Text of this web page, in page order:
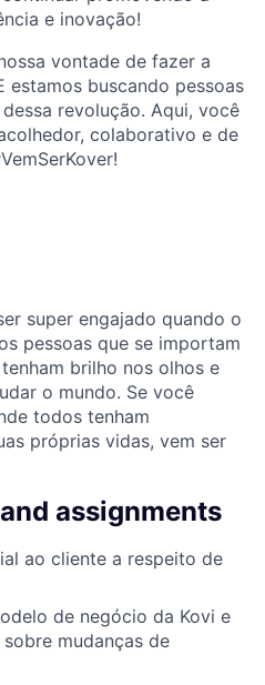
e inovação!
vontade de fazer a
estamos buscando pessoas
revolução. Aqui, você
colaborativo e de
super engajado quando o
pessoas que se importam
brilho nos olhos e
o mundo. Se você
todos tenham
próprias vidas, vem ser
assignments
ao cliente a respeito de
de negócio da Kovi e
mudanças de